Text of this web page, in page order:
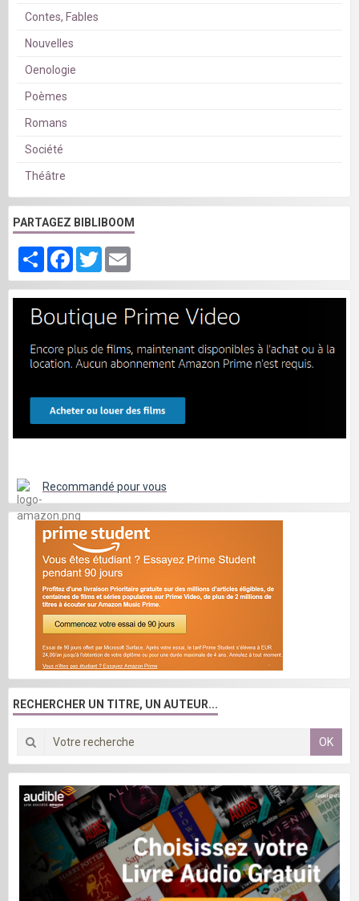
Contes, Fables
Nouvelles
Oenologie
Poèmes
Romans
Société
Théâtre
PARTAGEZ BIBLIBOOM
PartagerFacebook
Twitter
Recommandé pour vous
RECHERCHER UN TITRE, UN AUTEUR...
OK